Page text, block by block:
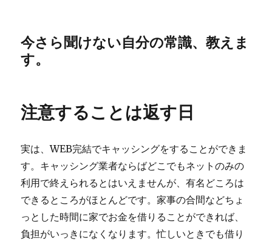
今さら聞けない自分の常識、教えま
す。
注意することは返す日
実は、WEB完結でキャッシングをすることができま
す。キャッシング業者ならばどこでもネットのみの
利用で終えられるとはいえませんが、有名どころは
できるところがほとんどです。家事の合間などちょ
っとした時間に家でお金を借りることができれば、
負担がいっきになくなります。忙しいときでも借り